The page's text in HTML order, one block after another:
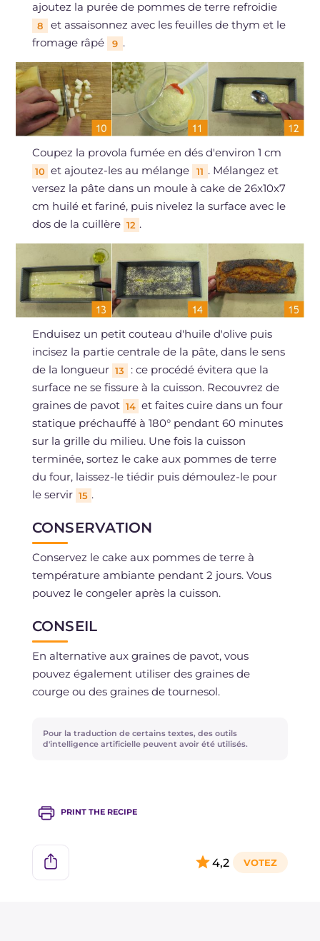
ajoutez la purée de pommes de terre refroidie
8
et assaisonnez avec les feuilles de thym et le
fromage râpé
9 .
Coupez la provola fumée en dés d'environ 1 cm
10 et ajoutez-les au mélange 11 . Mélangez et
versez la pâte dans un moule à cake de 26x10x7
cm huilé et fariné, puis nivelez la surface avec le
dos de la cuillère 12 .
Enduisez un petit couteau d'huile d'olive puis
incisez la partie centrale de la pâte, dans le sens
de la longueur 13
: ce procédé évitera que la
surface ne se fissure à la cuisson. Recouvrez de
graines de pavot 14 et faites cuire dans un four
statique préchauffé à 180° pendant 60 minutes
sur la grille du milieu. Une fois la cuisson
terminée, sortez le cake aux pommes de terre
du four, laissez-le tiédir puis démoulez-le pour
le servir 15 .
CONSERVATION
Conservez le cake aux pommes de terre à
température ambiante pendant 2 jours. Vous
pouvez le congeler après la cuisson.
CONSEIL
En alternative aux graines de pavot, vous
pouvez également utiliser des graines de
courge ou des graines de tournesol.
Pour la traduction de certains textes, des outils
d'intelligence artificielle peuvent avoir été utilisés.
PRINT THE RECIPE
4,2